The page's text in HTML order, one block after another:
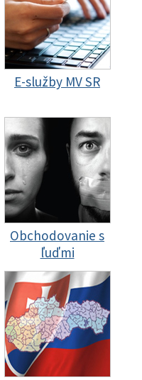
E-služby MV SR
Obchodovanie s
ľuďmi